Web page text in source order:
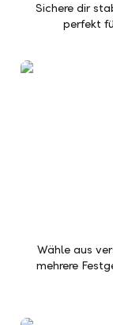
Sichere dir
perfekt
Wähle aus
mehrere